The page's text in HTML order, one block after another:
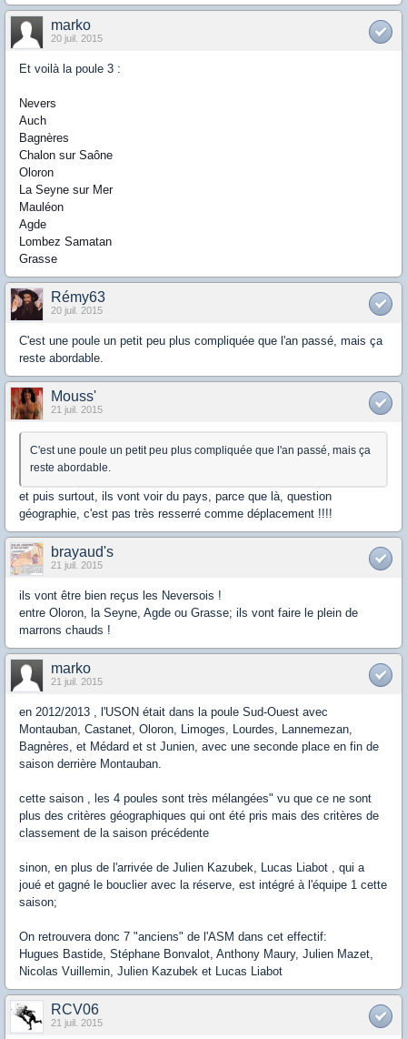
marko
20 juil. 2015
Et voilà la poule 3 :
Nevers
Auch
Bagnères
Chalon sur Saône
Oloron
La Seyne sur Mer
Mauléon
Agde
Lombez Samatan
Grasse
Rémy63
20 juil. 2015
C'est une poule un petit peu plus compliquée que l'an passé, mais ça
reste abordable.
Mouss'
21 juil. 2015
C'est une poule un petit peu plus compliquée que l'an passé, mais ça
reste abordable.
et puis surtout, ils vont voir du pays, parce que là, question
géographie, c'est pas très resserré comme déplacement !!!!
brayaud's
21 juil. 2015
ils vont être bien reçus les Neversois !
entre Oloron, la Seyne, Agde ou Grasse; ils vont faire le plein de
marrons chauds !
marko
21 juil. 2015
en 2012/2013 , l'USON était dans la poule Sud-Ouest avec
Montauban, Castanet, Oloron, Limoges, Lourdes, Lannemezan,
Bagnères, et Médard et st Junien, avec une seconde place en fin de
saison derrière Montauban.
cette saison , les 4 poules sont très mélangées" vu que ce ne sont
plus des critères géographiques qui ont été pris mais des critères de
classement de la saison précédente
sinon, en plus de l'arrivée de Julien Kazubek, Lucas Liabot , qui a
joué et gagné le bouclier avec la réserve, est intégré à l'équipe 1 cette
saison;
On retrouvera donc 7 "anciens" de l'ASM dans cet effectif:
Hugues Bastide, Stéphane Bonvalot, Anthony Maury, Julien Mazet,
Nicolas Vuillemin, Julien Kazubek et Lucas Liabot
RCV06
21 juil. 2015